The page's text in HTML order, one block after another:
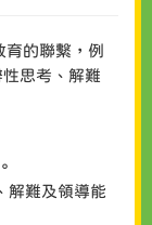
育的聯繫，例
思考、解難
解難及領導能